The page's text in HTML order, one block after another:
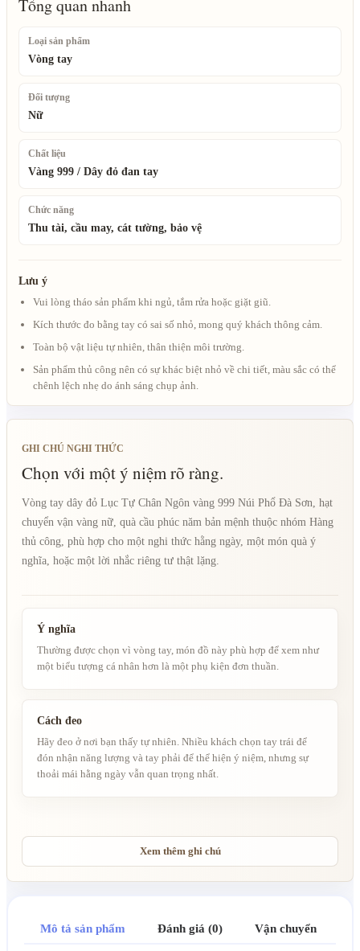
Tổng quan nhanh
Loại sản phẩm
Vòng tay
Đối tượng
Nữ
Chất liệu
Vàng 999 / Dây đỏ đan tay
Chức năng
Thu tài, cầu may, cát tường, bảo vệ
Lưu ý
Vui lòng tháo sản phẩm khi ngủ, tắm rửa hoặc giặt giũ.
Kích thước đo bằng tay có sai số nhỏ, mong quý khách thông cảm.
Toàn bộ vật liệu tự nhiên, thân thiện môi trường.
Sản phẩm thủ công nên có sự khác biệt nhỏ về chi tiết, màu sắc có thể
chênh lệch nhẹ do ánh sáng chụp ảnh.
GHI CHÚ NGHI THỨC
Chọn với một ý niệm rõ ràng.
Vòng tay dây đỏ Lục Tự Chân Ngôn vàng 999 Núi Phổ Đà Sơn, hạt
chuyển vận vàng nữ, quà cầu phúc năm bản mệnh thuộc nhóm Hàng
thủ công, phù hợp cho một nghi thức hằng ngày, một món quà ý
nghĩa, hoặc một lời nhắc riêng tư thật lặng.
Ý nghĩa
Thường được chọn vì vòng tay, món đồ này phù hợp để xem như
một biểu tượng cá nhân hơn là một phụ kiện đơn thuần.
Cách đeo
Hãy đeo ở nơi bạn thấy tự nhiên. Nhiều khách chọn tay trái để
đón nhận năng lượng và tay phải để thể hiện ý niệm, nhưng sự
thoải mái hằng ngày vẫn quan trọng nhất.
Xem thêm ghi chú
Mô tả sản phẩm Đánh giá (0) Vận chuyển